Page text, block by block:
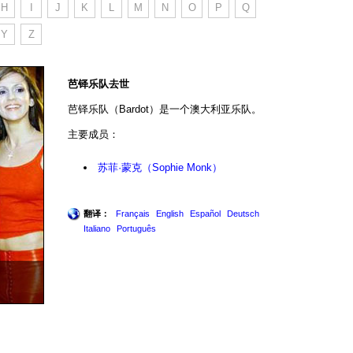
H J K L M N O P Q
Y Z
芭铎乐队去世
芭铎乐队（Bardot）是一个澳大利亚乐队。
主要成员：
苏菲·蒙克（Sophie Monk）
翻译： Français English Español
Deutsch
Italiano
Português